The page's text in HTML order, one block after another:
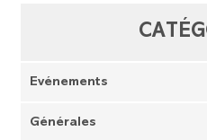
Evénements
Générales